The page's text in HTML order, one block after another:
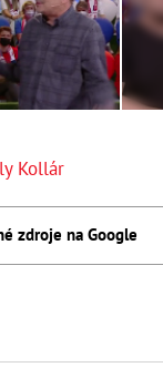
Kollár
zdroje na Google